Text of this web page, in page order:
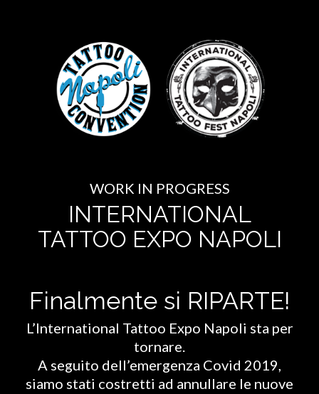
WORK IN PROGRESS
INTERNATIONAL
TATTOO EXPO NAPOLI
Finalmente si RIPARTE!
L’International Tattoo Expo Napoli sta per
tornare.
A seguito dell’emergenza Covid 2019,
siamo stati costretti ad annullare le nuove